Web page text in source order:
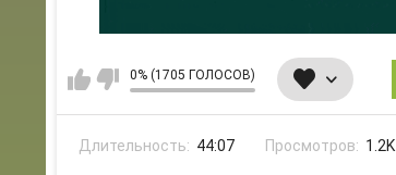
0% (1705 ГОЛОСОВ)
Длительность: 44:07 Просмотров: 1.2K